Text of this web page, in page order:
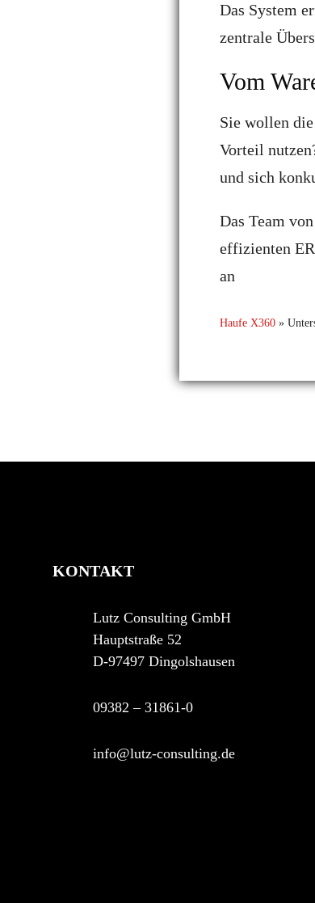
Das System
zentrale
Vom
Sie wollen
Vorteil
und sich
Das Team
effizienten
an
Haufe X360 »
KONTAKT
Lutz Consulting GmbH
Hauptstraße 52
D-97497 Dingolshausen
09382 – 31861-0
info@lutz-consulting.de